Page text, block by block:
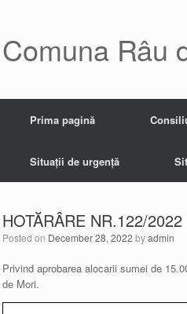
Comuna Râu
Prima pagină
Situații de urgență
HOTĂRÂRE NR.122/2022
Posted on December 28, 2022 byadmin
Privind aprobarea alocarii sumei de
de Mori.